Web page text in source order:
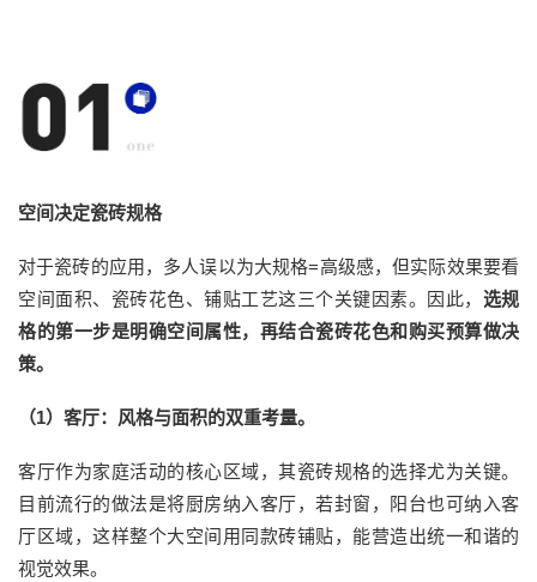
空间决定瓷砖规格
对于瓷砖的应用， 多人误以为大规格=高级感，但实际效果要看
空间面积、 瓷砖花色、铺贴工艺这三个关键因素。因此， 选规
格的第一步是明确空间属性，再结合瓷砖花色和购买预算做决
策。
（1）客厅：风格与面积的双重考量。
客厅作为家庭活动的核心区域，其瓷砖规格的选择尤为关键。
目前流行的做法是将厨房纳入客厅，若封窗，阳台也可纳入客
厅区域，这样整个大空间用同款砖铺贴，能营造出统一和谐的
视觉效果。